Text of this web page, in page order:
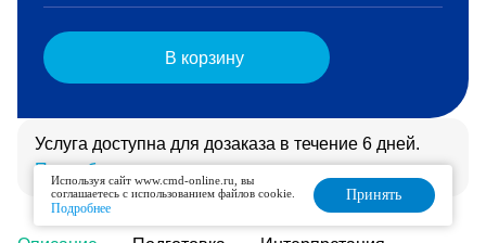
В корзину
Услуга доступна для дозаказа в течение 6 дней.
Подробнее
Используя сайт www.cmd-online.ru, вы
соглашаетесь с использованием файлов cookie.
Подробнее
Принять